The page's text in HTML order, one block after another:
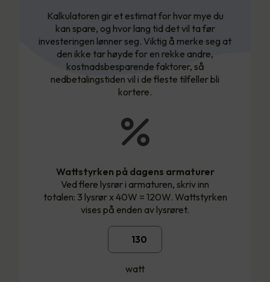
Kalkulatoren gir et estimat for hvor mye du
kan spare, og hvor lang tid det vil ta før
investeringen lønner seg. Viktig å merke seg at
den ikke tar høyde for en rekke andre,
kostnadsbesparende faktorer, så
nedbetalingstiden vil i de fleste tilfeller bli
kortere.
Wattstyrken på dagens armaturer
Ved flere lysrør i armaturen, skriv inn
totalen: 3 lysrør x 40W = 120W. Wattstyrken
vises på enden av lysrøret.
watt